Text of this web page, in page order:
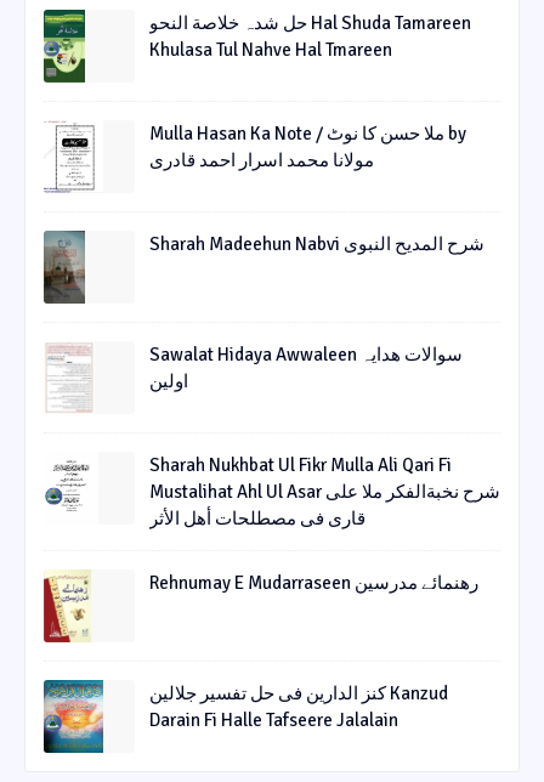
حل شدہ خلاصة النحو Hal Shuda Tamareen
Khulasa Tul Nahve Hal Tmareen
Mulla Hasan Ka Note / ملا حسن کا نوٹ by
مولانا محمد اسرار احمد قادری
Sharah Madeehun Nabvi شرح المدیح النبوی
Sawalat Hidaya Awwaleen سوالات ھدایہ
اولین
Sharah Nukhbat Ul Fikr Mulla Ali Qari Fi
Mustalihat Ahl Ul Asar شرح نخبةالفکر ملا علی
قاری فی مصطلحات أھل الأثر
Rehnumay E Mudarraseen رهنمائے مدرسین
کنز الدارین فی حل تفسیر جلالین Kanzud
Darain Fi Halle Tafseere Jalalain